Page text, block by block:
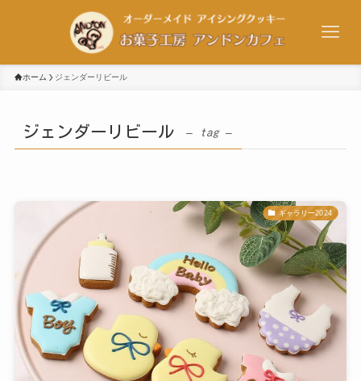
ホーム ジェンダーリビール
ジェンダーリビール – tag –
ギャラリー2024